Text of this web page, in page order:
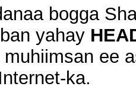
bogga
yahay
ee
ka.